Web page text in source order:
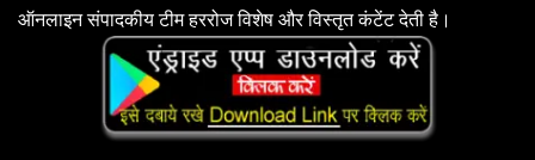
ऑनलाइन संपादकीय टीम हररोज विशेष और विस्तृत कंटेंट देती है।